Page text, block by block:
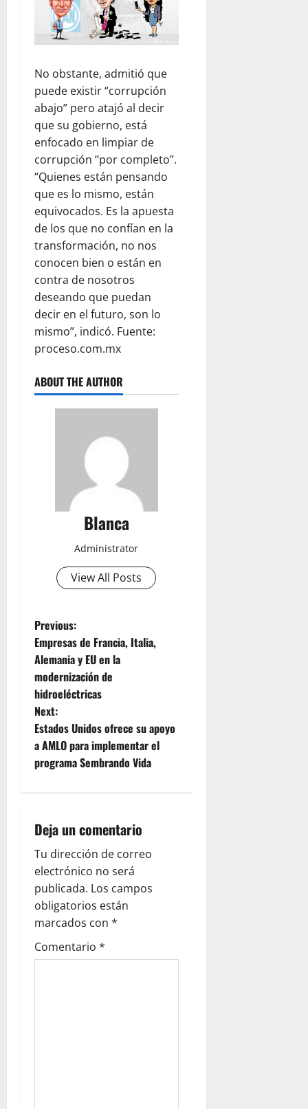
No obstante, admitió que
puede existir “corrupción
abajo” pero atajó al decir
que su gobierno, está
enfocado en limpiar de
corrupción “por completo”.
“Quienes están pensando
que es lo mismo, están
equivocados. Es la apuesta
de los que no confían en la
transformación, no nos
conocen bien o están en
contra de nosotros
deseando que puedan
decir en el futuro, son lo
mismo”, indicó. Fuente:
proceso.com.mx
ABOUT THE AUTHOR
Blanca
Administrator
View All Posts
P
o
s
t
n
a
i
g
a
t
i
Previous:
Empresas de Francia, Italia,
Alemania y EU en la
modernización de
hidroeléctricas
Next:
Estados Unidos ofrece su apoyo
a AMLO para implementar el
programa Sembrando Vida
Deja un comentario
Tu dirección de correo
electrónico no será
publicada. Los campos
obligatorios están
marcados con *
Comentario *